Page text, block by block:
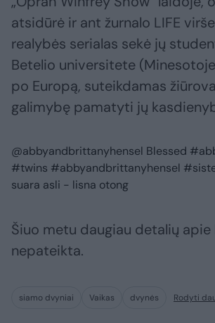
atsidūrė ir ant žurnalo LIFE
realybės serialas sekė jų
Betelio universitete
po Europą, suteikdamas
galimybę pamatyti jų
@abbyandbrittanyhensel Blessed
#twins #abbyandbrittanyhensel
suara asli - lisna otong
Šiuo metu daugiau detalių apie
nepateikta.
siamo dvyniai Vaikas dvynės Rodyti